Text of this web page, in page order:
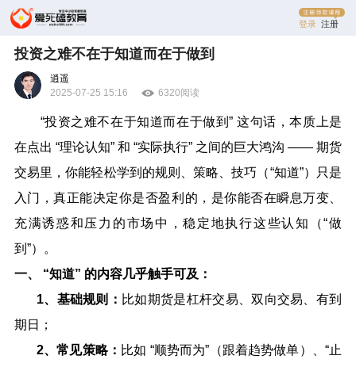
登录 注册
投资之难不在于知道而在于做到
逍遥
2025-07-25 15:16
6320阅读
“投资之难不在于知道而在于做到” 这句话，本质上是
在点出 “理论认知”和 “实际执行” 之间的巨大鸿沟 ——期货
交易里，你能轻松学到的规则、策略、技巧（“知道”）只是
入门，真正能决定你是否盈利的，是你能否在瞬息万变、
充满诱惑和压力的市场中，稳定地执行这些认知（“做
到 ”）。
一、 “知道” 的内容几乎触手可及：
1、基础规则： 比如期货是杠杆交易、双向交易、有到
期日；
2、常见策略： 比如 “顺势而为” （跟着趋势做单）、 “止